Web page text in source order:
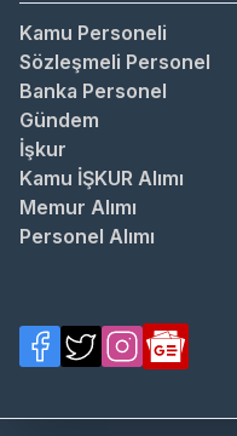
Kamu Personeli
Sözleşmeli Personel
Banka Personel
Gündem
İşkur
Kamu İŞKUR Alımı
Memur Alımı
Personel Alımı